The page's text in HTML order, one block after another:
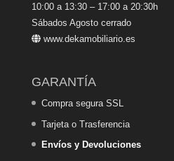
10:00 a 13:30 – 17:00 a 20:30h
Sábados Agosto cerrado
www.dekamobiliario.es
GARANTÍA
Compra segura SSL
Tarjeta o Trasferencia
Envíos y Devoluciones